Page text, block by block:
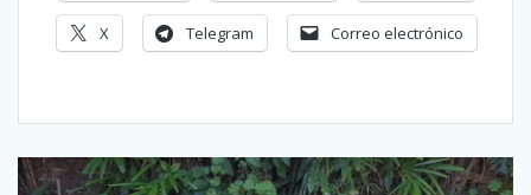
X Telegram Correo electrónico